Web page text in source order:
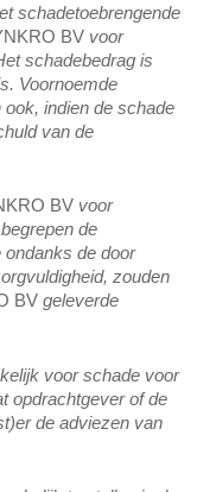
schadetoebrengende
BVvoor
schadebedrag is
Voornoemde
indien de schade
van de
BVvoor
de
de door
zouden
BVgeleverde
voor schade voor
opdrachtgever of de
de adviezen van